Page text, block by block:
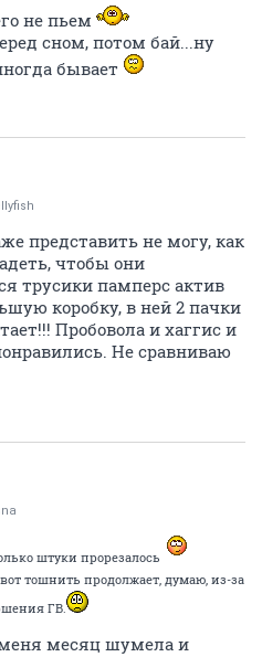
не пьем
сном, потом бай...ну
бывает
представить не могу, как
чтобы они
трусики памперс актив
коробку, в ней 2 пачки
Пробовола и хаггис и
Не сравниваю
штуки прорезалось
тошнить продолжает, думаю, из-за
ГВ.
месяц шумела и